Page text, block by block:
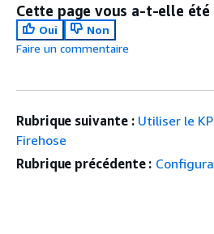
Cette page vous a-t-elle été
Oui
Non
Faire un commentaire
Rubrique suivante : Utiliser le
Firehose
Rubrique précédente :